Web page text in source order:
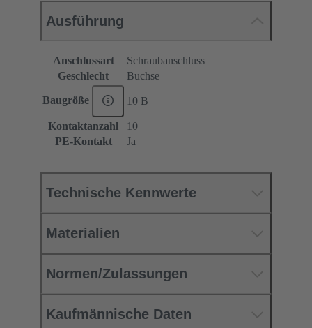
Ausführung
Anschlussart
Schraubanschluss
Geschlecht
Buchse
Baugröße 10 B
Kontaktanzahl
10
PE-Kontakt
Ja
Technische Kennwerte
Materialien
Normen/Zulassungen
Kaufmännische Daten